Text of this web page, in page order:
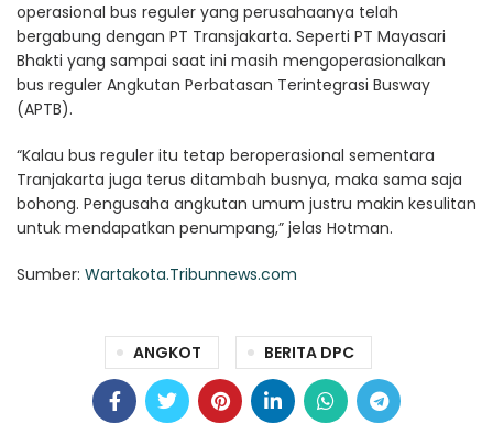
operasional bus reguler yang perusahaanya telah
bergabung dengan PT Transjakarta. Seperti PT Mayasari
Bhakti yang sampai saat ini masih mengoperasionalkan
bus reguler Angkutan Perbatasan Terintegrasi Busway
(APTB).
“Kalau bus reguler itu tetap beroperasional sementara
Tranjakarta juga terus ditambah busnya, maka sama saja
bohong. Pengusaha angkutan umum justru makin kesulitan
untuk mendapatkan penumpang,” jelas Hotman.
Sumber: Wartakota.Tribunnews.com
ANGKOT BERITA DPC